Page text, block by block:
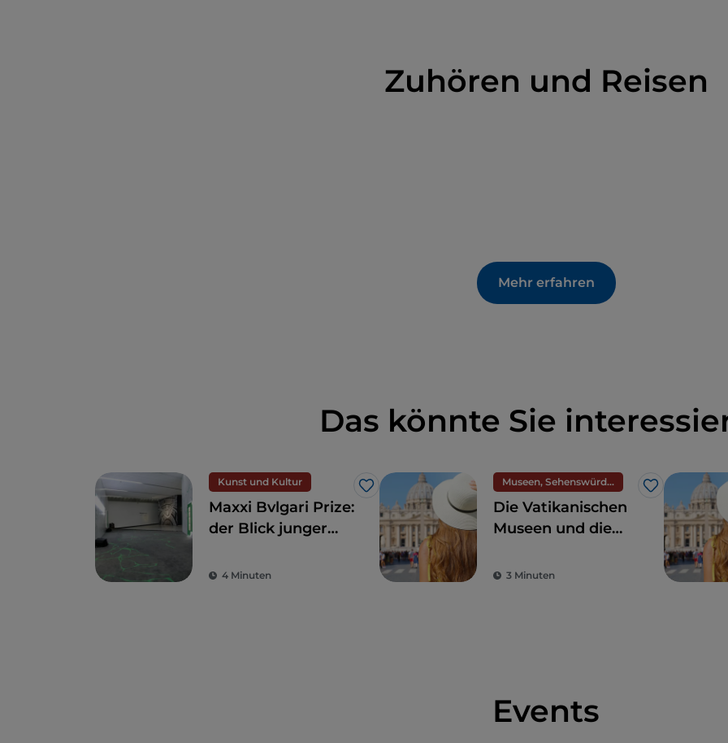
Zuhören und Reisen
Mehr erfahren
Das könnte Sie
Kunst und Kultur
Like
Maxxi Bvlgari Prize:
der Blick junger
Exzellenz in der
4 Minuten
Museen, Sehenswürdigkeiten und Denkmäler
Like
Die Vatikanischen
Museen und die
Wunder, die in der
3 Minuten
Events